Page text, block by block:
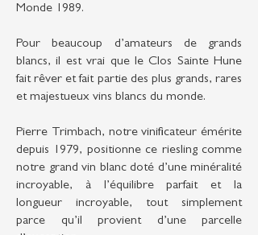
Monde 1989.
Pour beaucoup d’amateurs de grands
blancs, il est vrai que le Clos Sainte Hune
fait rêver et fait partie des plus grands, rares
et majestueux vins blancs du monde.
Pierre Trimbach, notre vinificateur émérite
depuis 1979, positionne ce riesling comme
notre grand vin blanc doté d’une minéralité
incroyable, à l’équilibre parfait et la
longueur incroyable, tout simplement
parce qu’il provient d’une parcelle